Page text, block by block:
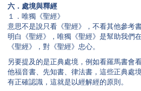
六．處境與釋經
１．唯獨《聖經》
意思不是說只看《聖經》，不看其他參考
明白《聖經》，唯獨《聖經》是幫助我們
《聖經》，對《聖經》忠心。
另要提及的是正典處境，例如看羅馬書會
他福音書、先知書、律法書，這些正典處
有正確認識，這就是以經解經的原則。